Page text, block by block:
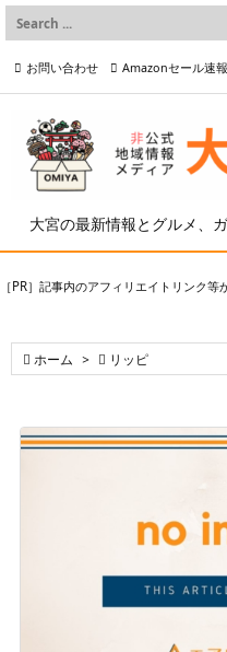
大宮の最新情報とグルメ、
お問い合わせ Amazonセール速報
プライバシーポリシー等
［PR］記事内のアフィリエイトリンク
 ホーム >  リッピ